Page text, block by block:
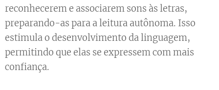
reconhecerem e associarem sons às letras,
preparando-as para a leitura autônoma. Isso
estimula o desenvolvimento da linguagem,
permitindo que elas se expressem com mais
confiança.